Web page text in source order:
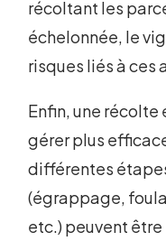
récoltant les
échelonnée, le
risques liés à ces
Enfin, une
gérer plus
différentes
(égrappage,
etc.) peuvent